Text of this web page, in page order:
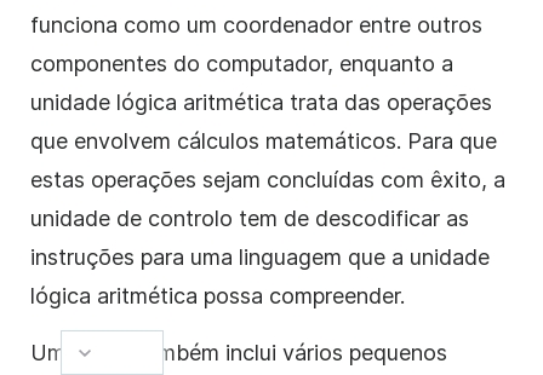
funciona como um coordenador entre outros
componentes do computador, enquanto a
unidade lógica aritmética trata das operações
que envolvem cálculos matemáticos. Para que
estas operações sejam concluídas com êxito, a
unidade de controlo tem de descodificar as
instruções para uma linguagem que a unidade
lógica aritmética possa compreender.
Uma CPU também inclui vários pequenos